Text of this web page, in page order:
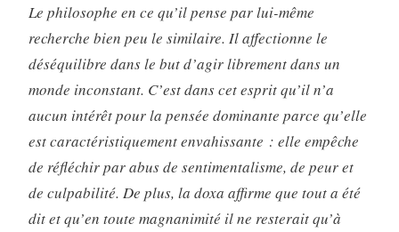
Le philosophe en ce qu’il pense par lui-même
recherche bien peu le similaire. Il affectionne le
déséquilibre dans le but d’agir librement dans un
monde inconstant. C’est dans cet esprit qu’il n’a
aucun intérêt pour la pensée dominante parce qu’elle
est caractéristiquement envahissante : elle empêche
de réfléchir par abus de sentimentalisme, de peur et
de culpa­bilité. De plus, la doxa affirme que tout a été
dit et qu’en toute magnanimité il ne resterait qu’à